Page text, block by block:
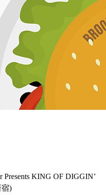
Presents KING OF DIGGIN’
宿)